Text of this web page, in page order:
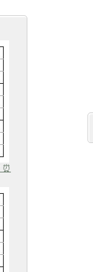
⏰